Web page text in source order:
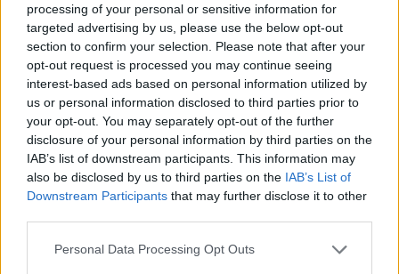
processing of your personal or sensitive information for
targeted advertising by us, please use the below opt-out
section to confirm your selection. Please note that after your
opt-out request is processed you may continue seeing
interest-based ads based on personal information utilized by
us or personal information disclosed to third parties prior to
your opt-out. You may separately opt-out of the further
disclosure of your personal information by third parties on the
IAB’s list of downstream participants. This information may
also be disclosed by us to third parties on the IAB’s List of
Downstream Participants that may further disclose it to other
Please note that this website/app uses one or more Google
Personal Data Processing Opt Outs
A cím egyszerűen Jekyll lesz, a
forgatókönyvet A szabadság útjaiért BAFTA-
díj-jelölést is kapott Justin Haythe jegyzi, a
rendező pedig Nicolas Winding Refn lesz, aki
eddig jórészt tévéfilmek rendezésével
foglalkozott, nagy rendezése még nem volt.
Hát akkor most talán.
A Universal azt tervezi, hogy a Dr. Jekyll és
Mr. Hyde-sztoriból egy úgymond
készít ezzel párhuzamosan.